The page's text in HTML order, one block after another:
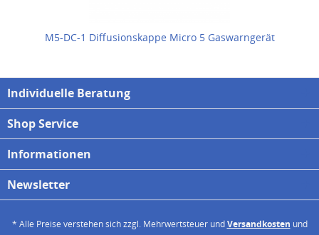
M5-DC-1 Diffusionskappe Micro 5 Gaswarngerät
Individuelle Beratung
Shop Service
Informationen
Newsletter
* Alle Preise verstehen sich zzgl. Mehrwertsteuer undVersandkosten und